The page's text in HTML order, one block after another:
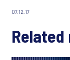
07.12.17
Related